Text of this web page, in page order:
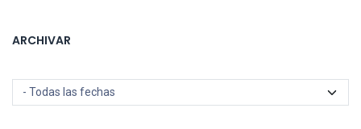
ARCHIVAR